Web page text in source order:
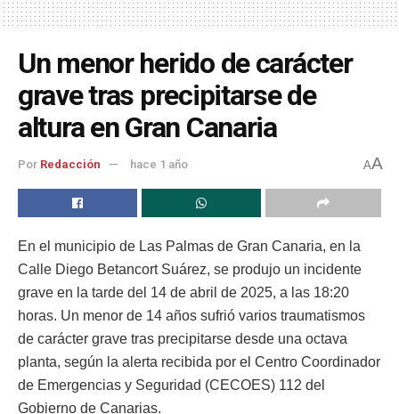
Un menor herido de carácter
grave tras precipitarse de
altura en Gran Canaria
Por Redacción hace 1 año AA
En el municipio de Las Palmas de Gran Canaria, en la
Calle Diego Betancort Suárez, se produjo un incidente
grave en la tarde del 14 de abril de 2025, a las 18:20
horas. Un menor de 14 años sufrió varios traumatismos
de carácter grave tras precipitarse desde una octava
planta, según la alerta recibida por el Centro Coordinador
de Emergencias y Seguridad (CECOES) 112 del
Gobierno de Canarias.